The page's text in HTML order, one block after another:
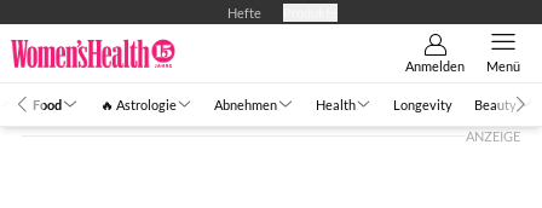
Hefte
Anmelden Menü
Food 🔥 Astrologie Abnehmen Health Longevity Beauty
ANZEIGE